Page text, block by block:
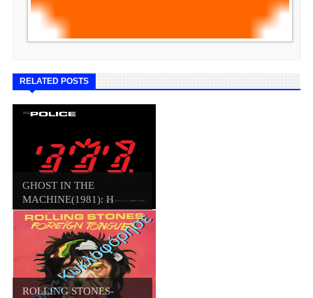
RELATED POSTS
GHOST IN THE
MACHINE(1981): Η
ΣΚΟΤ...
ROLLING STONES-